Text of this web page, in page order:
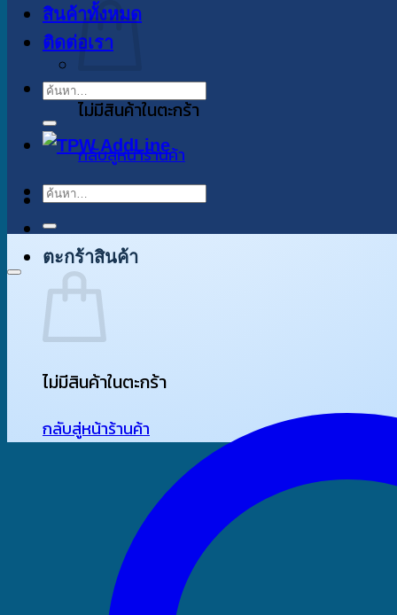
ไม่มีสินค้าในตะกร้า
กลับสู่หน้าร้านค้า
ตะกร้าสินค้า
ไม่มีสินค้าในตะกร้า
กลับสู่หน้าร้านค้า
สินค้าทั้งหมด
ติดต่อเรา
ค้นหา:
ค้นหา: